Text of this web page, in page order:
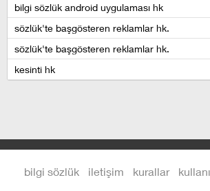
bilgi sözlük android uygulaması hk
sözlük'te başgösteren reklamlar hk.
sözlük'te başgösteren reklamlar hk.
kesinti hk
bilgi sözlük iletişim kurallar